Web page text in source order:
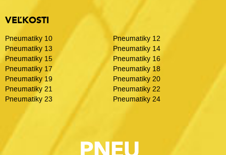
VEĽKOSTI
Pneumatiky 10
Pneumatiky 12
Pneumatiky 13
Pneumatiky 14
Pneumatiky 15
Pneumatiky 16
Pneumatiky 17
Pneumatiky 18
Pneumatiky 19
Pneumatiky 20
Pneumatiky 21
Pneumatiky 22
Pneumatiky 23
Pneumatiky 24